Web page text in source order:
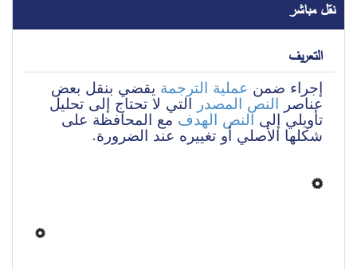
نقل مباشر
التعريف
إجراء ضمن عملية الترجمة
عناصر النص المصدر
تأويلي إلى النص الهدف مع المحافظة على
شكلها الأصلي أو تغييره عند الضرورة.